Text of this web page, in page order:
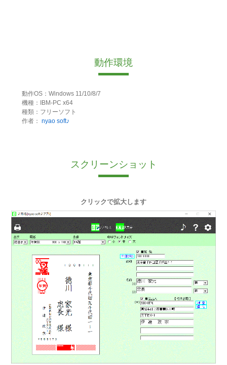
動作環境
動作OS：Windows 11/10/8/7
機種：IBM-PC x64
種類：フリーソフト
作者： nyao soft♪
スクリーンショット
クリックで拡大します